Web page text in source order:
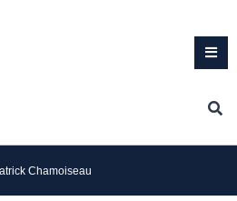
Chamoiseau